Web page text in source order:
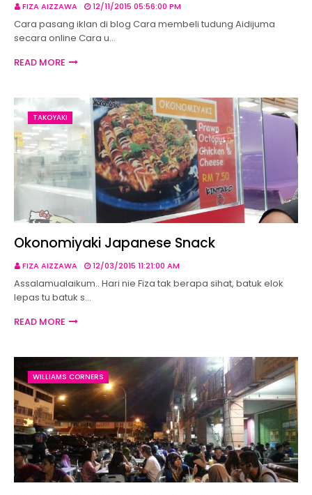
FIZA AIZZAWA 12/11/2015 05:56:00 PM
Cara pasang iklan di blog Cara membeli tudung Aidijuma
secara online Cara u…
READ MORE
TAKOYAKI
Okonomiyaki Japanese Snack
FIZA AIZZAWA 12/03/2015 11:21:00 AM
Assalamualaikum.. Hari nie Fiza tak berapa sihat, batuk elok
lepas tu batuk s…
READ MORE
WILLIAMS CORNERS